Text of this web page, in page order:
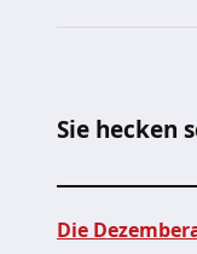
Sie hecken
Die